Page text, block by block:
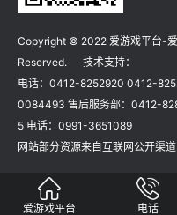
Copyright © 2022 爱游戏平台-
Reserved. 技术支持：
电话：0412-8252920 0412-
0084493 售后服务部：0412-
5 电话：0991-3651089
网站部分资源来自互联网公开
爱游戏平台 电话